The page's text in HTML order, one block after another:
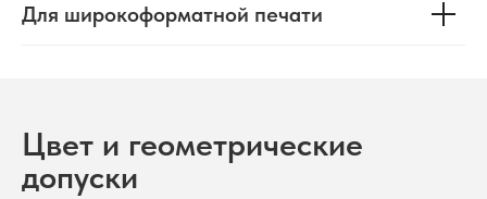
Для широкоформатной печати
Цвет и геометрические
допуски